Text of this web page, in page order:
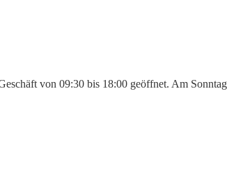
von 09:30 bis 18:00 geöffnet. Am Sonntag